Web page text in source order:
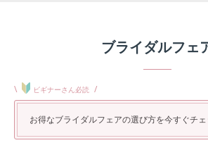
ブライダルフェ
\ ビギナーさん必読 /
お得なブライダルフェアの選び方を今すぐチェ